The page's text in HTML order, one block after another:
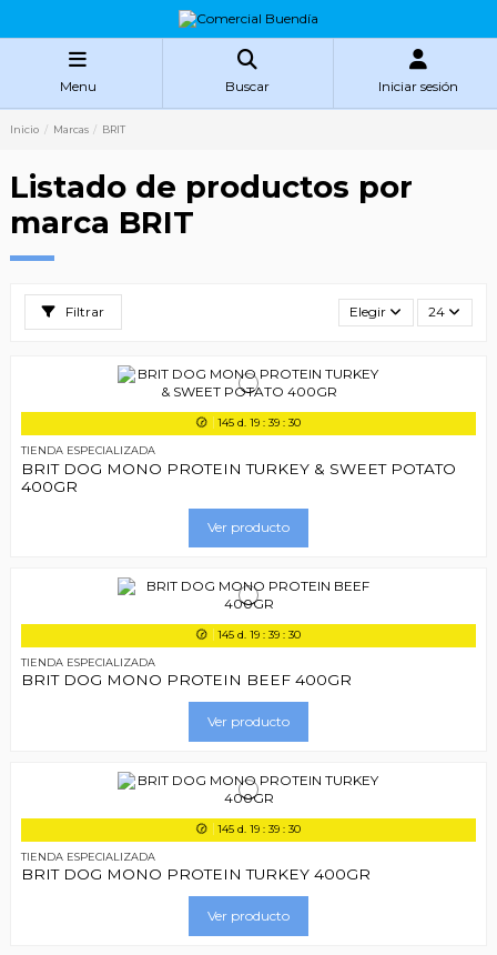
Menu Buscar Iniciar sesión
Inicio Marcas BRIT
Listado de productos por
marca BRIT
Filtrar Elegir 24
145 d. 19 :39 :29
TIENDA ESPECIALIZADA
BRIT DOG MONO PROTEIN TURKEY & SWEET POTATO
400GR
Ver producto
145 d. 19 :39 :29
TIENDA ESPECIALIZADA
BRIT DOG MONO PROTEIN BEEF 400GR
Ver producto
145 d. 19 :39 :29
TIENDA ESPECIALIZADA
BRIT DOG MONO PROTEIN TURKEY 400GR
Ver producto